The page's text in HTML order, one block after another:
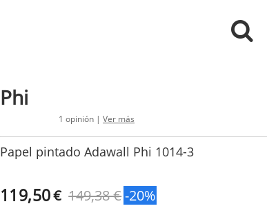
Phi
1 opinión | Ver más
Papel pintado Adawall Phi 1014-3
119,50€ 149,38 €-20%